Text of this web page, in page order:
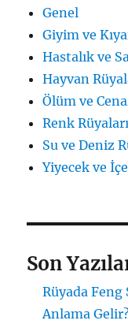
Genel
Giyim ve
Hastalık ve
Hayvan
Ölüm ve
Renk Rüyaları
Su ve Deniz
Yiyecek ve
Son
Rüyada
Anlama